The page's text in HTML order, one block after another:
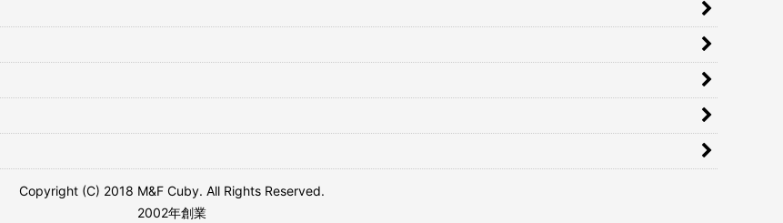
Copyright (C) 2018 M&F Cuby. All Rights Reserved.
2002年創業